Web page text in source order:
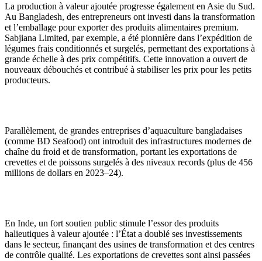
La production à valeur ajoutée progresse également en Asie du Sud.
Au Bangladesh, des entrepreneurs ont investi dans la transformation
et l’emballage pour exporter des produits alimentaires premium.
Sabjiana Limited, par exemple, a été pionnière dans l’expédition de
légumes frais conditionnés et surgelés, permettant des exportations à
grande échelle à des prix compétitifs. Cette innovation a ouvert de
nouveaux débouchés et contribué à stabiliser les prix pour les petits
producteurs.
Parallèlement, de grandes entreprises d’aquaculture bangladaises
(comme BD Seafood) ont introduit des infrastructures modernes de
chaîne du froid et de transformation, portant les exportations de
crevettes et de poissons surgelés à des niveaux records (plus de 456
millions de dollars en 2023–24).
En Inde, un fort soutien public stimule l’essor des produits
halieutiques à valeur ajoutée : l’État a doublé ses investissements
dans le secteur, finançant des usines de transformation et des centres
de contrôle qualité. Les exportations de crevettes sont ainsi passées